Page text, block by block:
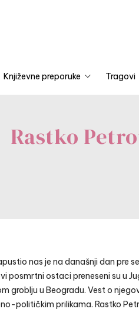
Književne preporuke Tragovi
Rastko
nas je na današnji dan pre
posmrtni ostaci preneseni su u
groblju u Beogradu. Vest o
političkim prilikama. Rastko